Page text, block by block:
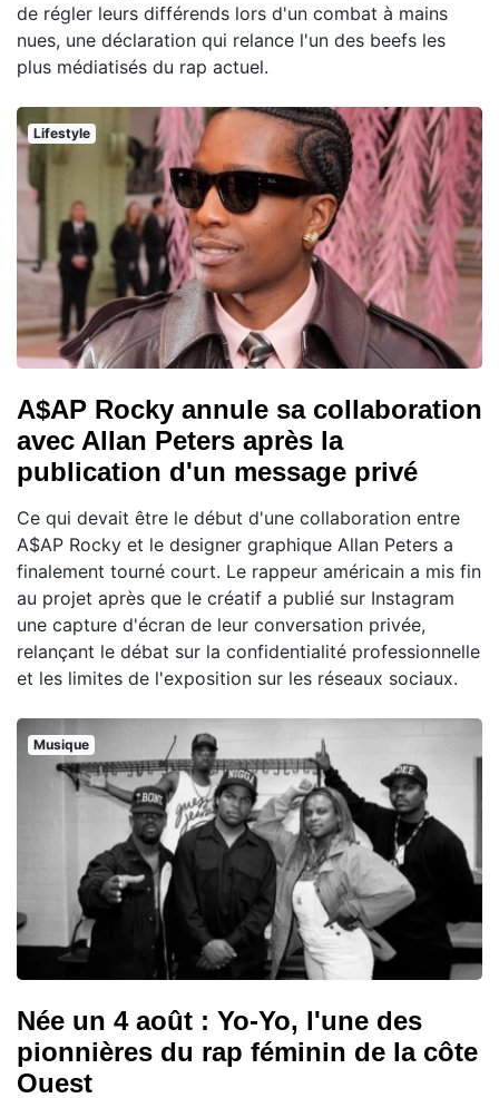
de régler leurs différends lors d'un combat à mains
nues, une déclaration qui relance l'un des beefs les
plus médiatisés du rap actuel.
Lifestyle
A$AP Rocky annule sa collaboration
avec Allan Peters après la
publication d'un message privé
Ce qui devait être le début d'une collaboration entre
A$AP Rocky et le designer graphique Allan Peters a
finalement tourné court. Le rappeur américain a mis fin
au projet après que le créatif a publié sur Instagram
une capture d'écran de leur conversation privée,
relançant le débat sur la confidentialité professionnelle
et les limites de l'exposition sur les réseaux sociaux.
Musique
Née un 4 août : Yo-Yo, l'une des
pionnières du rap féminin de la côte
Ouest